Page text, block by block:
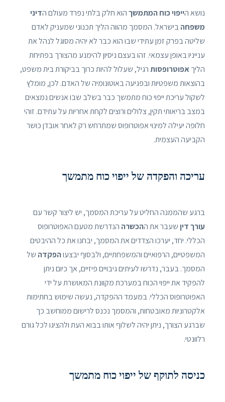
נושא הייפוי כוח המתמשךהוא חלק בלתי נפרד מעולם הדיני
משפחהבישראל. המסמך מהווה הליך תכנוני שמעניק לאדם
שליטה בפרק זמן עתידי שבו הוא כבר לא יהיה מסוגל לנהל את
ענייניו באופן עצמאי. זהו בעצם ניסיון להימנע מהצורך בפתיחת
הליך אפוטרופסותרגיל, שעלול להיות כרוך בביקורת בית משפט,
בהוצאות משפטיות ובפגיעה באוטונומיה של האדם. לכן, מומלץ
לשקול עריכת ייפוי כוח מתמשך כבר בשלב שבו אנשים נמצאים
במצב בריאותי תקין, צלולים ורוצים לקחת אחריות על עתידם. זוהי
חלופה יעילה למינוי אפוטרופוס שמתרחש רק לאחר אובדן כושר
הקביעה העצמית.
עריכה והפקדה של ייפוי כוח מתמשך
ברגע שהממנה החליט על עריכת המסמך, יש ליצור קשר עם
עורך דין שעבר את ההכשרה הנדרשת מטעם האפוטרופוס
הכללי. יחד, יערכו הצדדים את המסמך, יבחנו את כל ההיבטים
המשפטיים, הרפואיים והמשפחתיים, ולבסוף יבצעוהפקדה של
המסמך. בעבר, נדרשו לעיתים גיבויים פיזיים, אך כיום ניתן
להפקיד את ייפוי הכוח במערכת מקוונת המאושרת על ידי
האפוטרופוס הכללי. במעמד ההפקדה, נעשה שימוש בחתימות
אלקטרוניות מאובטחות, והמסמך נכנס לרישום ממוחשב כך
שברגע הצורך, ניתן יהיה לשלוף אותו בבוא העת ולהציגו לכל גורם
רלוונטי.
כניסה לתוקף של ייפוי כוח מתמשך